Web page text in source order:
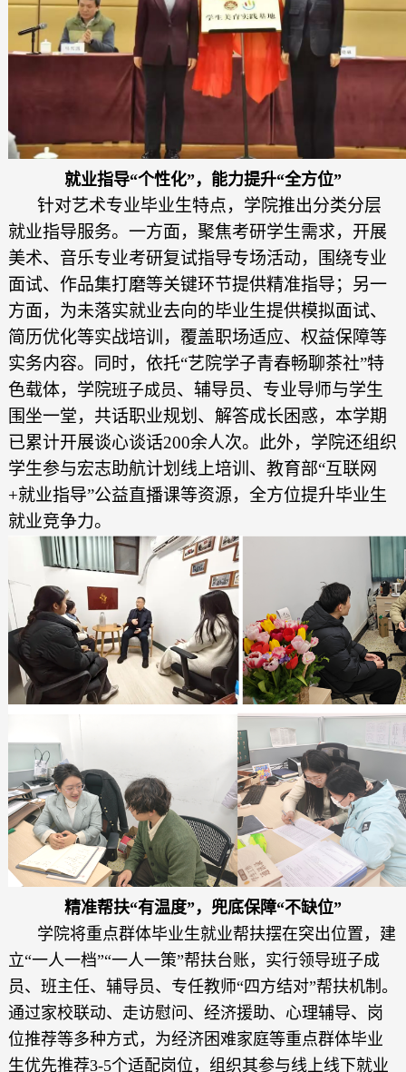
就业指导“个性化”，能力提升“全方位”
针对艺术专业毕业生特点，学院推出分类分层
就业指导服务。一方面，聚焦考研学生需求，开展
美术、音乐专业考研复试指导专场活动，围绕专业
面试、作品集打磨等关键环节提供精准指导；另一
方面，为未落实就业去向的毕业生提供模拟面试、
简历优化等实战培训，覆盖职场适应、权益保障等
实务内容。同时，依托“艺院学子青春畅聊茶社”特
色载体，学院班子成员、辅导员、专业导师与学生
围坐一堂，共话职业规划、解答成长困惑，本学期
已累计开展谈心谈话200余人次。此外，学院还组织
学生参与宏志助航计划线上培训、教育部“互联网
+就业指导”公益直播课等资源，全方位提升毕业生
就业竞争力。
精准帮扶“有温度”，兜底保障“不缺位”
学院将重点群体毕业生就业帮扶摆在突出位置，建
立“一人一档”“一人一策”帮扶台账，实行领导班子成
员、班主任、辅导员、专任教师“四方结对”帮扶机制。
通过家校联动、走访慰问、经济援助、心理辅导、岗
位推荐等多种方式，为经济困难家庭等重点群体毕业
生优先推荐3-5个适配岗位，组织其参与线上线下就业